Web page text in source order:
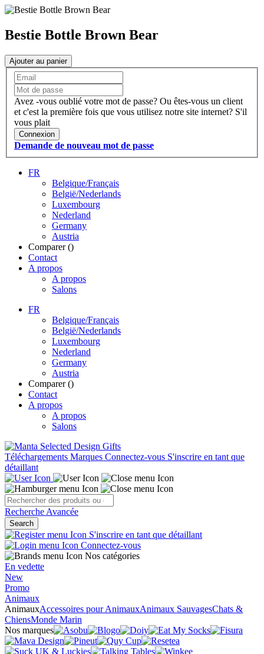
Bestie Bottle Brown Bear
Ajouter au panier
Avez -vous oublié votre mot de passe? Ou êtes-vous un client
et c'est la première fois que vous utilisez notre site internet? S'il
vous plait
Connexion
Demande de nouveau mot de passe
FR
Belgique/Français
België/Nederlands
Luxembourg
Nederland
Germany
Austria
Comparer ()
Contact
A propos
A propos
Salons
FR
Belgique/Français
België/Nederlands
Luxembourg
Nederland
Germany
Austria
Comparer ()
Contact
A propos
A propos
Salons
Téléchargements Marques Connectez-vous S'inscrire en tant que
détaillant
Recherche Avancée
Search
S'inscrire en tant que détaillant
Connectez-vous
Nos catégories
En vedette
New
Promo
Animaux
AnimauxAccessoires pour AnimauxAnimaux SauvagesChats &
ChiensMonde Marin
Nos marques